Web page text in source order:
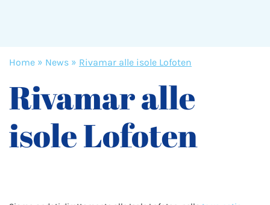
Home » News » Rivamar alle isole Lofoten
Rivamar alle
isole Lofoten